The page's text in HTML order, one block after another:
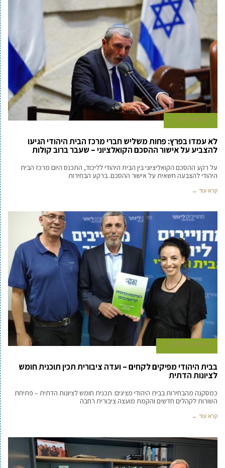
21 במאי 2020
לא עמדו בפרץ: פחות משליש חברי מרכז הבית היהודי הגיעו
להצביע על אישור ההסכם הקואלציוני – שעבר ברוב קולות
על רקע ההסכם הקואליציוני בין הבית היהודי לליכוד, התכנס היום מרכז הבית
היהודי להצבעה חשאית על אישור ההסכם. ברקע הבחירות
קרא עוד ←
8 באוקטובר 2019
בבית היהודי מפיקים לקחים – ועדה ציבורית תכין תוכנית חומש
לציונות הדתית
כמסקנה מהבחירות בבית היהודי מציגים: תכנית חומש לציונות הדתית – פתיחת
השורות לקהלים חדשים והקמת מועצה ציבורית רחבה
קרא עוד ←